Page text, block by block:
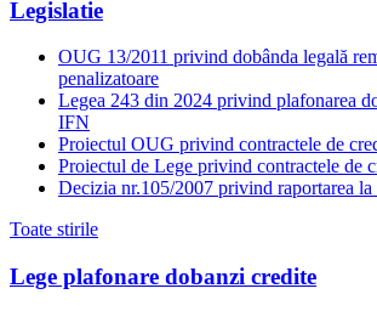
Legislatie
OUG 13/2011 privind dobânda legală
penalizatoare
Legea 243 din 2024 privind plafonarea
IFN
Proiectul OUG privind contractele de
Proiectul de Lege privind contractele de
Decizia nr.105/2007 privind raportarea
Toate stirile
Lege plafonare dobanzi credite